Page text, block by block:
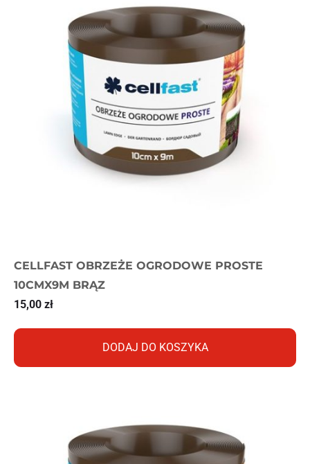
CELLFAST OBRZEŻE OGRODOWE PROSTE
10CMX9M BRĄZ
15,00 zł
DODAJ DO KOSZYKA